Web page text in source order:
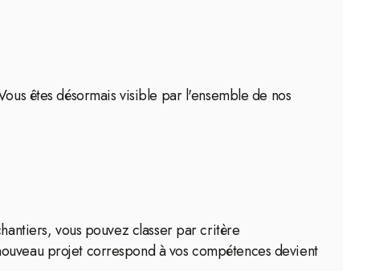
êtes désormais visible par l'ensemble de nos
vous pouvez classer par critère
projet correspond à vos compétences devient